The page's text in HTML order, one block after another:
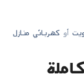
أو كهربائي منازل